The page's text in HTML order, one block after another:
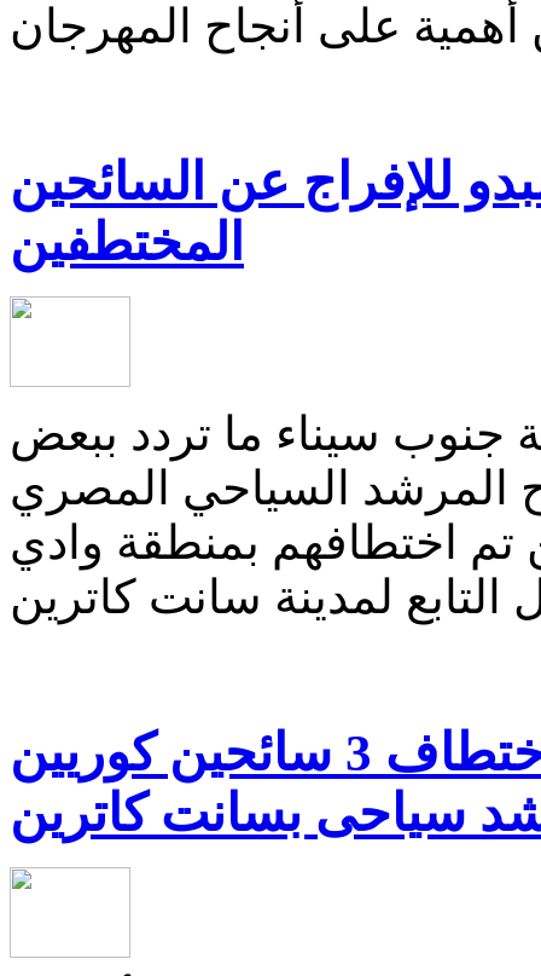
للإفراج عن السائحين
المختطفين
سيناء ما تردد ببعض
المرشد السياحي المصري
تم اختطافهم بمنطقة وادي
كلاكيت للمرة ال ....؟! اختطاف 3 سائحين كوريين
سياحى بسانت كاترين